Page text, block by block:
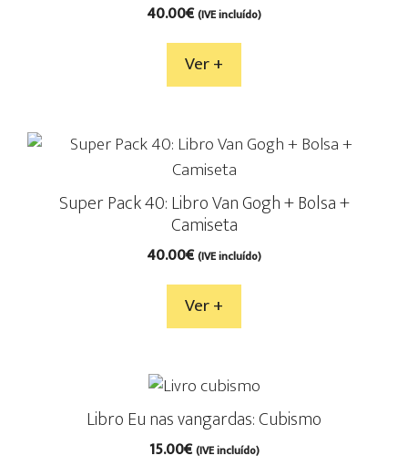
40.00€ (IVE incluído)
Ver +
Super Pack 40: Libro Van Gogh + Bolsa +
Camiseta
40.00€ (IVE incluído)
Ver +
Libro Eu nas vangardas: Cubismo
15.00€ (IVE incluído)